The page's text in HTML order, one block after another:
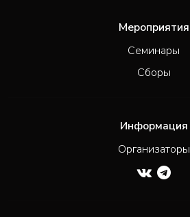
Мероприятия
Семинары
Сборы
Информация
Организаторы